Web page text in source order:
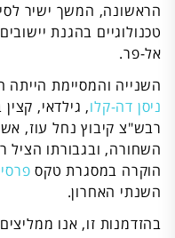
הראשונה, המשך ישיר
טכנולוגיים בהגנת
אל-פר.
השנייה והמסיימת
ניסן דה-קלו, גילדאי,
רבש"צ קיבוץ נחל עוז,
השחורה, ובגבורתו הציל
הוקרה במסגרת טקס פרסי
השנתי האחרון.
בהזדמנות זו, אנו